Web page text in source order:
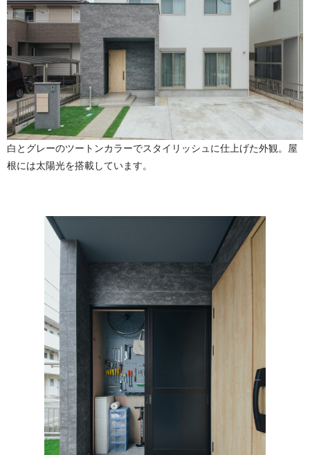
白とグレーのツートンカラーでスタイリッシュに仕上げた外観。屋
根には太陽光を搭載しています。